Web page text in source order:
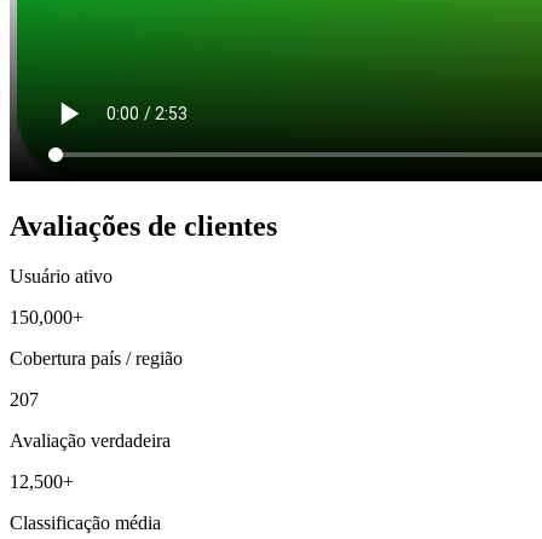
Avaliações de clientes
Usuário ativo
150,000+
Cobertura país / região
207
Avaliação verdadeira
12,500+
Classificação média